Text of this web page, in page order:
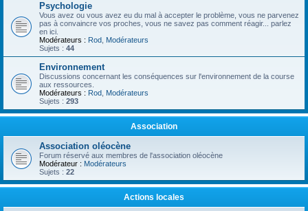
Psychologie
Vous avez ou vous avez eu du mal à accepter le problème, vous ne parvenez
pas à convaincre vos proches, vous ne savez pas comment réagir... parlez
en ici.
Modérateurs : Rod Modérateurs
Sujets : 44
Environnement
Discussions concernant les conséquences sur l'environnement de la course
aux ressources.
Modérateurs : Rod Modérateurs
Sujets : 293
Association
Association oléocène
Forum réservé aux membres de l'association oléocène
Modérateur : Modérateurs
Sujets : 22
Actions locales